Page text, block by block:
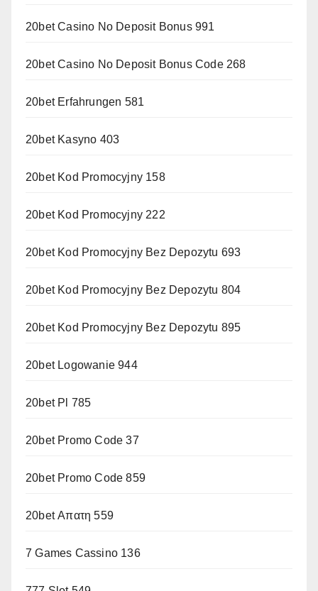
20bet Casino No Deposit Bonus 991
20bet Casino No Deposit Bonus Code 268
20bet Erfahrungen 581
20bet Kasyno 403
20bet Kod Promocyjny 158
20bet Kod Promocyjny 222
20bet Kod Promocyjny Bez Depozytu 693
20bet Kod Promocyjny Bez Depozytu 804
20bet Kod Promocyjny Bez Depozytu 895
20bet Logowanie 944
20bet Pl 785
20bet Promo Code 37
20bet Promo Code 859
20bet Απατη 559
7 Games Cassino 136